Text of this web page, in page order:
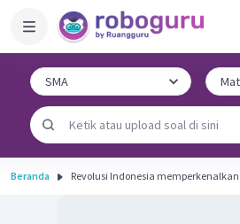
Beranda Revolusi Indonesia